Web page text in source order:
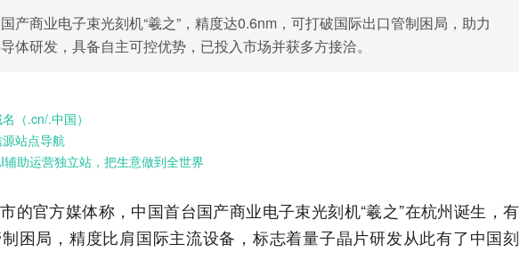
产商业电子束光刻机“羲之”，精度达0.6nm，可打破国际出口管制困局，助力
体研发，具备自主可控优势，已投入市场并获多方接洽。
（.cn/.中国）
站点导航
助运营独立站，把生意做到全世界
的官方媒体称，中国首台国产商业电子束光刻机“羲之”在杭州诞生，有
困局，精度比肩国际主流设备，标志着量子晶片研发从此有了中国刻